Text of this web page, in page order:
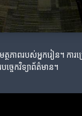
ភាពរបស់អ្នករៀន។ ក
ចេកវិទ្យាព័ត៌មាន។